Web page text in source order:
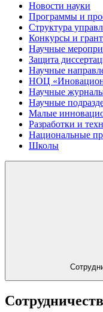
Новости науки
Программы и
Структура
Конкурсы и
Научные
Защита
Научные
НОЦ
Научные
Научные
Малые
Разработки и
Национальные
Школы